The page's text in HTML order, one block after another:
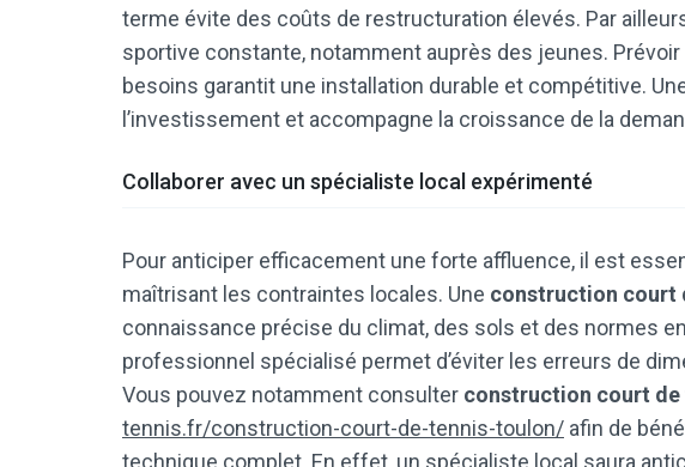
terme évite des coûts de restructuration élevés. Par
sportive constante, notamment auprès des jeunes. Prévoir
besoins garantit une installation durable et compétitive.
l’investissement et accompagne la croissance de la
Collaborer avec un spécialiste local expérimenté
Pour anticiper efficacement une forte affluence, il est
maîtrisant les contraintes locales. Une construction court
connaissance précise du climat, des sols et des normes
professionnel spécialisé permet d’éviter les erreurs de
Vous pouvez notamment consulter construction court de
tennis.fr/construction-court-de-tennis-toulon/ afin de